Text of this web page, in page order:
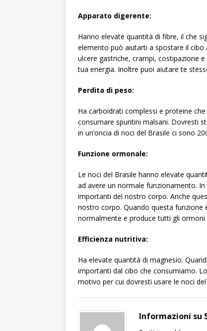
Apparato digerente:
Hanno elevate quantità di fibre, il che
elemento può aiutarti a spostare il
ulcere gastriche, crampi, costipazione
tua energia. Inoltre puoi aiutare te
Perdita di peso:
Ha carboidrati complessi e proteine
consumare spuntini malsani. Dovresti
in un’oncia di noci del Brasile ci sono
Funzione ormonale:
Le noci del Brasile hanno elevate
ad avere un normale funzionamento.
importanti del nostro corpo. Anche
nostro corpo. Quando questa funzione
normalmente e produce tutti gli ormoni
Efficienza nutritiva:
Ha elevate quantità di magnesio.
importanti dal cibo che consumiamo.
motivo per cui dovresti usare le noci
Informazioni su